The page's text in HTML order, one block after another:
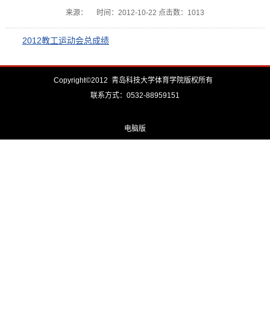
来源： 时间：2012-10-22 点击数： 1013
2012教工运动会总成绩
Copyright©2012 青岛科技大学体育学院版权所有
联系方式：0532-88959151
电脑版